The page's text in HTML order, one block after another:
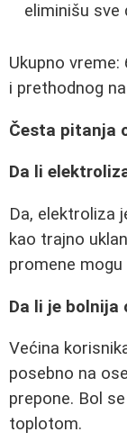
eliminišu sve
Ukupno
i prethodnog
Česta pitanja
Da li
Da, elektroliza
kao trajno
promene
Da li je bolnija
Većina
posebno na
prepone. Bol
toplotom.